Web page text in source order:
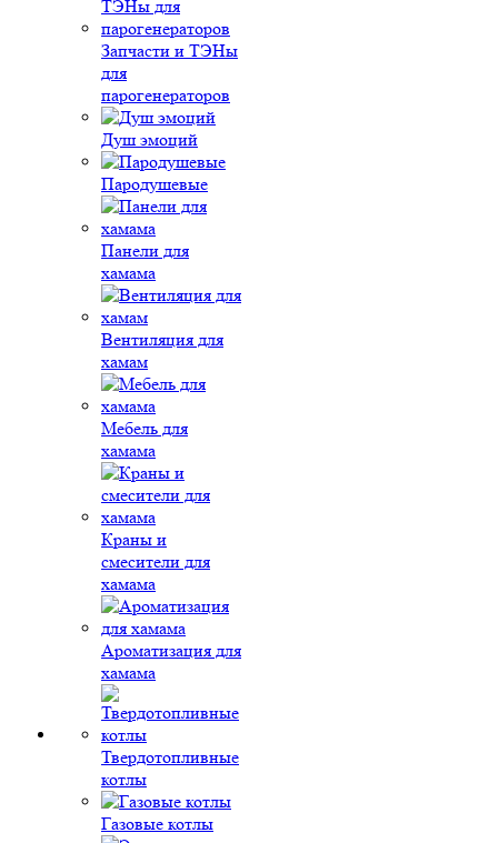
Запчасти и ТЭНы
для
парогенераторов
Душ эмоций
Пародушевые
Панели для
хамама
Вентиляция для
хамам
Мебель для
хамама
Краны и
смесители для
хамама
Ароматизация для
хамама
Твердотопливные
котлы
Газовые котлы